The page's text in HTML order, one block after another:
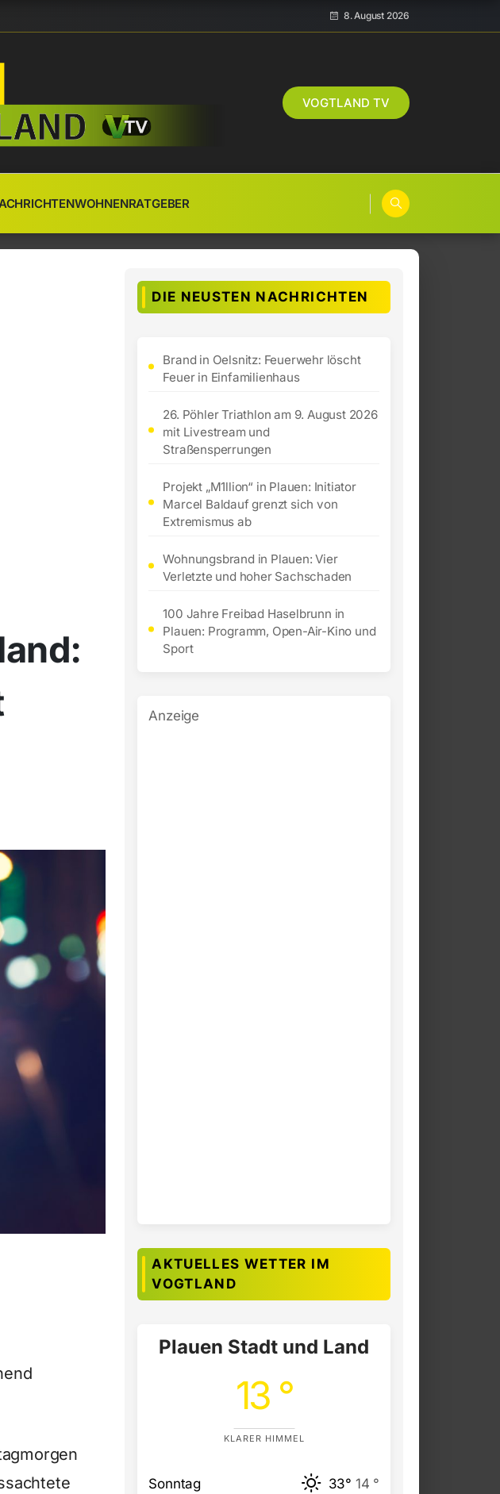
8. August 2026
VOGTLAND TV
WOHNENRATGEBER
DIE NEUSTEN NACHRICHTEN
Brand in Oelsnitz: Feuerwehr löscht
Feuer in Einfamilienhaus
26. Pöhler Triathlon am 9. August 2026
mit Livestream und
Straßensperrungen
Projekt „M1llion“ in Plauen: Initiator
Marcel Baldauf grenzt sich von
Extremismus ab
Wohnungsbrand in Plauen: Vier
Verletzte und hoher Sachschaden
100 Jahre Freibad Haselbrunn in
Plauen: Programm, Open-Air-Kino und
Sport
Anzeige
AKTUELLES WETTER IM
VOGTLAND
Plauen Stadt und Land
13 °
KLARER HIMMEL
Sonntag 33° 14 °